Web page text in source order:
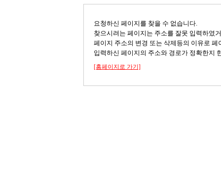
요청하신 페이지를 찾을 수 없습니다.
찾으시려는 페이지는 주소를 잘못 입력하였
페이지 주소의 변경 또는 삭제등의 이유로 페
입력하신 페이지의 주소와 경로가 정확한지
[홈페이지로 가기]